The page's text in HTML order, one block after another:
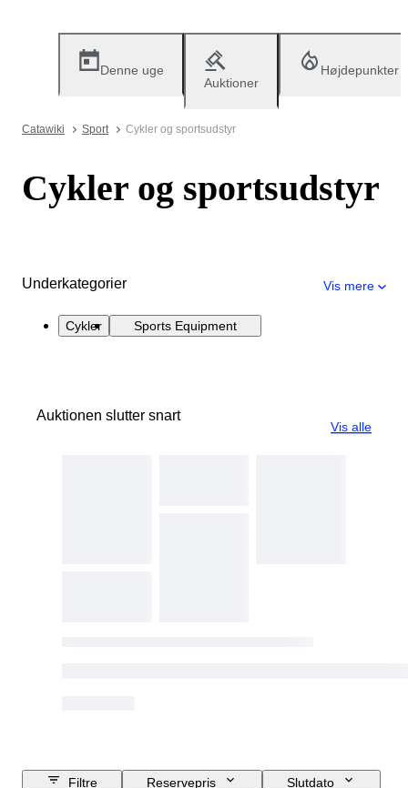
Denne uge
Auktioner
Højdepunkter
Catawiki Sport Cykler og sportsudstyr
Cykler og sportsudstyr
Underkategorier Vis mere
Cykler Sports Equipment
Auktionen slutter snart
Vis alle
Filtre Reservepris
Slutdato